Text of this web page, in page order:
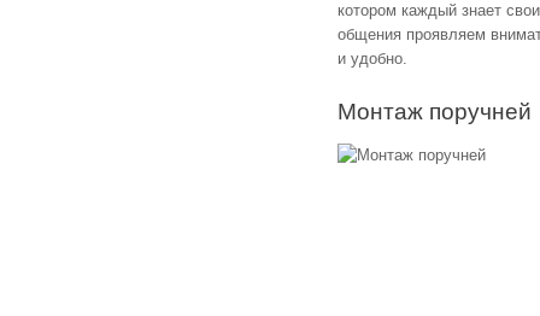
котором каждый знает
общения проявляем
и удобно.
Монтаж поручней